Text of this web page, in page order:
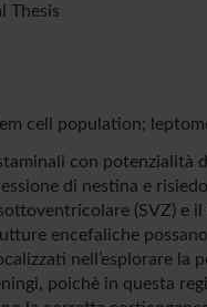
Thesis
cell population;
con potenzialità
di nestina e
(SVZ) e
encefaliche
nell’esplorare
poichè in questa